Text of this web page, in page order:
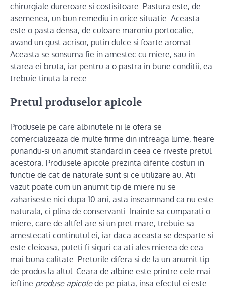
chirurgiale dureroare si costisitoare. Pastura este, de
asemenea, un bun remediu in orice situatie. Aceasta
este o pasta densa, de culoare maroniu-portocalie,
avand un gust acrisor, putin dulce si foarte aromat.
Aceasta se sonsuma fie in amestec cu miere, sau in
starea ei bruta, iar pentru a o pastra in bune conditii, ea
trebuie tinuta la rece.
Pretul produselor apicole
Produsele pe care albinutele ni le ofera se
comercializeaza de multe firme din intreaga lume, fieare
punandu-si un anumit standard in ceea ce riveste pretul
acestora. Produsele apicole prezinta diferite costuri in
functie de cat de naturale sunt si ce utilizare au. Ati
vazut poate cum un anumit tip de miere nu se
zahariseste nici dupa 10 ani, asta inseamnand ca nu este
naturala, ci plina de conservanti. Inainte sa cumparati o
miere, care de altfel are si un pret mare, trebuie sa
amestecati continutul ei, iar daca aceasta se desparte si
este cleioasa, puteti fi siguri ca ati ales mierea de cea
mai buna calitate. Preturile difera si de la un anumit tip
de produs la altul. Ceara de albine este printre cele mai
ieftine produse apicolede pe piata, insa efectul ei este